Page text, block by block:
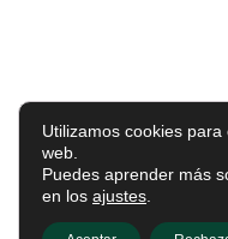
Utilizamos cookies
web.
Puedes aprender más
en los ajustes